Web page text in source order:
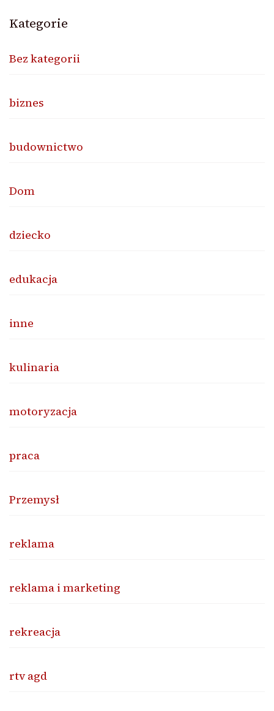
Kategorie
Bez kategorii
biznes
budownictwo
Dom
dziecko
edukacja
inne
kulinaria
motoryzacja
praca
Przemysł
reklama
reklama i marketing
rekreacja
rtv agd